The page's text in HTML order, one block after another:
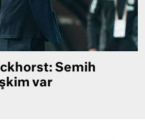
Semih
var